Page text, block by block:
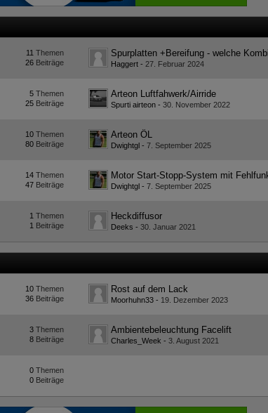
Themen
11
Beiträge
26 Haggert - 27. Februar 2024
Themen
5
Beiträge
25
Arteon Luftfahwerk/Airride
Spurti airteon -30. November 2022
Themen
10
Beiträge
80
Arteon ÖL
Dwightgl -7. September 2025
Themen
14
Beiträge
47 Dwightgl -7. September 2025
Themen
1
Beiträge
1
Heckdiffusor
Deeks -30. Januar 2021
Themen
10
Beiträge
36
Rost auf dem Lack
Moorhuhn33 - 19. Dezember 2023
Themen
3
Beiträge
8
Ambientebeleuchtung Facelift
Charles_Week -3. August 2021
Themen
0
Beiträge
0